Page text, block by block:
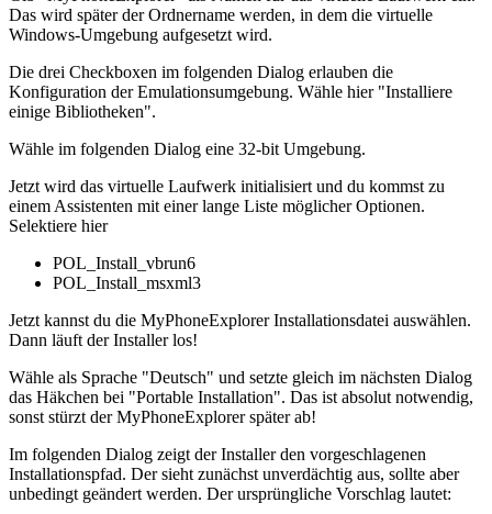
Das wird später der Ordnername werden, in dem die virtuelle
Windows-Umgebung aufgesetzt wird.
Die drei Checkboxen im folgenden Dialog erlauben die
Konfiguration der Emulationsumgebung. Wähle hier "Installiere
einige Bibliotheken".
Wähle im folgenden Dialog eine 32-bit Umgebung.
Jetzt wird das virtuelle Laufwerk initialisiert und du kommst zu
einem Assistenten mit einer lange Liste möglicher Optionen.
Selektiere hier
POL_Install_vbrun6
POL_Install_msxml3
Jetzt kannst du die MyPhoneExplorer Installationsdatei auswählen.
Dann läuft der Installer los!
Wähle als Sprache "Deutsch" und setzte gleich im nächsten Dialog
das Häkchen bei "Portable Installation". Das ist absolut notwendig,
sonst stürzt der MyPhoneExplorer später ab!
Im folgenden Dialog zeigt der Installer den vorgeschlagenen
Installationspfad. Der sieht zunächst unverdächtig aus, sollte aber
unbedingt geändert werden. Der ursprüngliche Vorschlag lautet: